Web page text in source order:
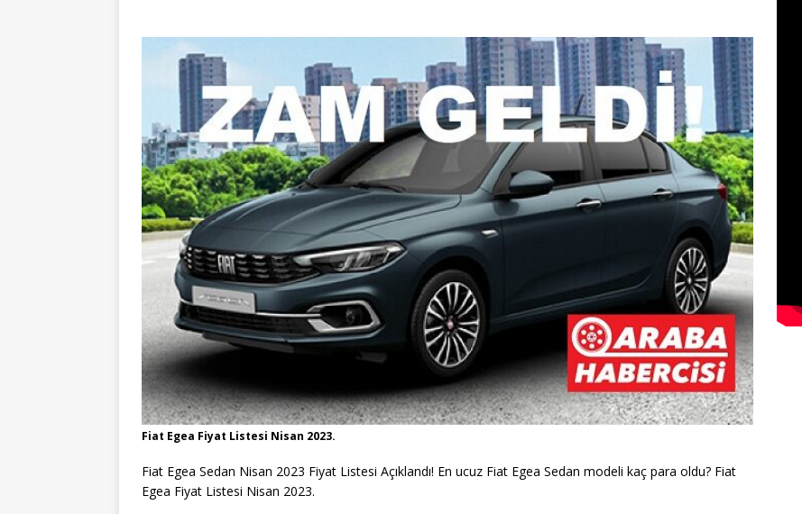
Fiat Egea Fiyat Listesi Nisan 2023.
Fiat Egea Sedan Nisan 2023 Fiyat Listesi Açıklandı! En ucuz Fiat Egea Sedan modeli kaç para oldu? Fiat
Egea Fiyat Listesi Nisan 2023.